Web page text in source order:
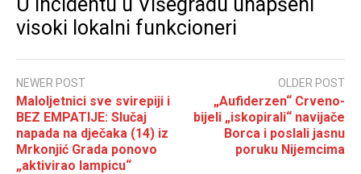
visoki lokalni funkcioneri
NEWER POST
Maloljetnici sve svirepiji i
BEZ EMPATIJE: Slučaj
napada na dječaka (14) iz
Mrkonjić Grada ponovo
„aktivirao lampicu“
OLDER POST
„Aufiderzen“ Crveno-
bijeli „iskopirali“ navijače
Borca i poslali jasnu
poruku Nijemcima